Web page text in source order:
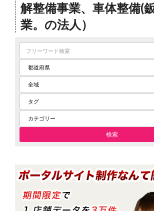
解整備事業、車体整備(
業。の法人）